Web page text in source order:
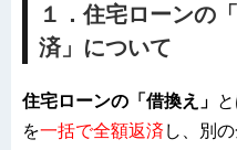
１．住宅ローンの
済」について
住宅ローンの「 借換え 」
を一括で全額返済 し、別